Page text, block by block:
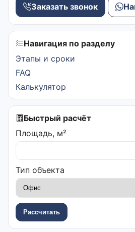
Заказать звонок
Навигация по разделу
Этапы и сроки
FAQ
Калькулятор
Быстрый расчёт
Площадь, м²
Тип объекта
Рассчитать